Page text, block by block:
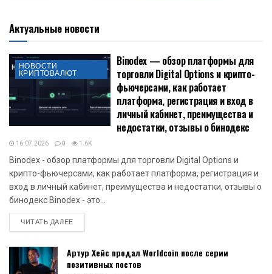
Актуальные новости
НОВОСТИ
КРИПТОВАЛЮТ
Binodex — обзор платформы для
торговли Digital Options и крипто-
фьючерсами, как работает
платформа, регистрация и вход в
личный кабинет, преимущества и
недостатки, отзывы о бинодекс
16.07.2026 0 1.6K
Binodex - обзор платформы для торговли Digital Options и
крипто-фьючерсами, как работает платформа, регистрация и
вход в личный кабинет, преимущества и недостатки, отзывы о
бинодекс Binodex - это...
ЧИТАТЬ ДАЛЕЕDETAILS
Артур Хейс продал Worldcoin после серии
позитивных постов